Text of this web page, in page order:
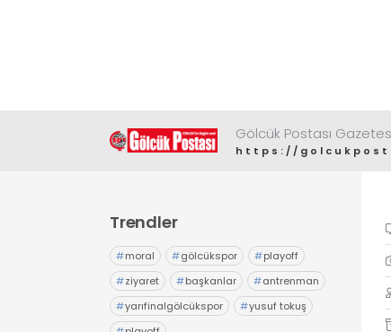
Gölcük Postası
https://
Trendler
#moral #gölcükspor #playoff
#ziyaret #başkanlar #antrenman
#yarıfinalgölcükspor #yusuf tokuş